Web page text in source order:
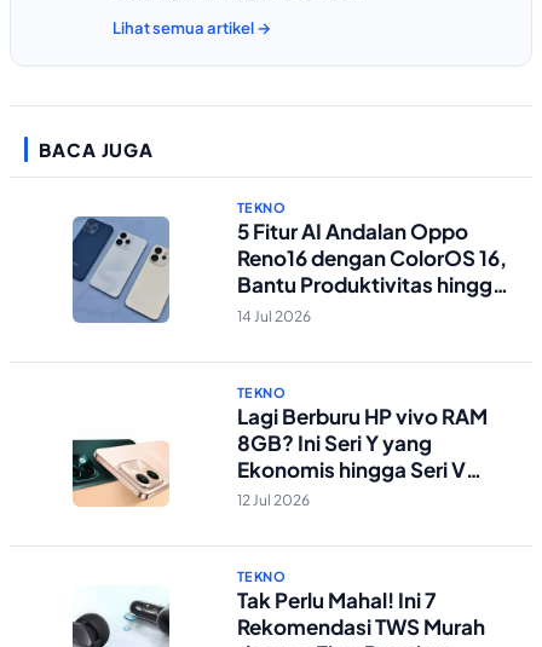
Lihat semua artikel →
BACA JUGA
TEKNO
5 Fitur AI Andalan Oppo
Reno16 dengan ColorOS 16,
Bantu Produktivitas hingga
Edit Foto Lebih Praktis
14 Jul 2026
TEKNO
Lagi Berburu HP vivo RAM
8GB? Ini Seri Y yang
Ekonomis hingga Seri V
Berstandar Militer!
12 Jul 2026
TEKNO
Tak Perlu Mahal! Ini 7
Rekomendasi TWS Murah